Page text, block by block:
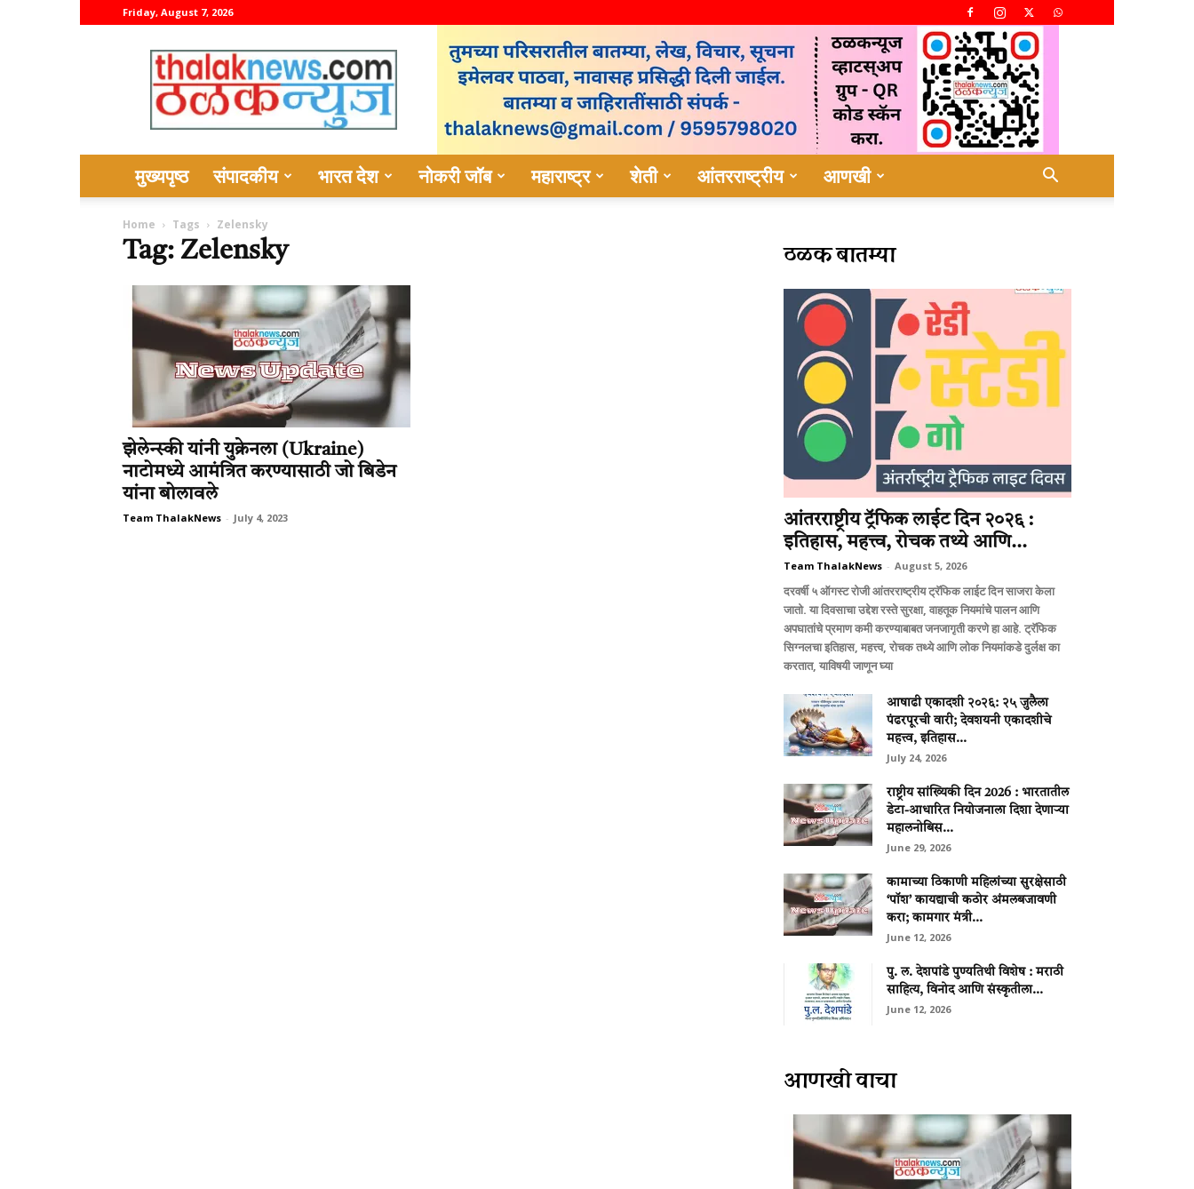
Friday, August 7, 2026
thalaknews
मुख्यपृष्ठ संपादकीय भारत देश नोकरी जॉब महाराष्ट्र शेती आंतरराष्ट्रीय आणखी
Home Tags Zelensky
Tag: Zelensky
झेलेन्स्की यांनी युक्रेनला (Ukraine)
नाटोमध्ये आमंत्रित करण्यासाठी जो बिडेन
यांना बोलावले
Team ThalakNews - July 4, 2023
ठळक बातम्या
आंतरराष्ट्रीय ट्रॅफिक लाईट दिन २०२६ :
इतिहास, महत्त्व, रोचक तथ्ये आणि...
Team ThalakNews - August 5, 2026
दरवर्षी ५ ऑगस्ट रोजी आंतरराष्ट्रीय ट्रॅफिक लाईट दिन साजरा केला
जातो. या दिवसाचा उद्देश रस्ते सुरक्षा, वाहतूक नियमांचे पालन आणि
अपघातांचे प्रमाण कमी करण्याबाबत जनजागृती करणे हा आहे. ट्रॅफिक
सिग्नलचा इतिहास, महत्त्व, रोचक तथ्ये आणि लोक नियमांकडे दुर्लक्ष का
करतात, याविषयी जाणून घ्या
आषाढी एकादशी २०२६: २५ जुलैला
पंढरपूरची वारी; देवशयनी एकादशीचे
महत्त्व, इतिहास...
July 24, 2026
राष्ट्रीय सांख्यिकी दिन 2026 : भारतातील
डेटा-आधारित नियोजनाला दिशा देणाऱ्या
महालनोबिस...
June 29, 2026
कामाच्या ठिकाणी महिलांच्या सुरक्षेसाठी
‘पॉश’ कायद्याची कठोर अंमलबजावणी
करा; कामगार मंत्री...
June 12, 2026
पु. ल. देशपांडे पुण्यतिथी विशेष : मराठी
साहित्य, विनोद आणि संस्कृतीला...
June 12, 2026
आणखी वाचा